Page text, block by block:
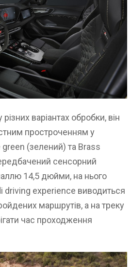
різних варіантах обробки, він
простроченням у
(зелений) та Brass
сенсорний
14,5 дюйми, на нього
driving experience виводиться
маршрутів, а на треку
час проходження